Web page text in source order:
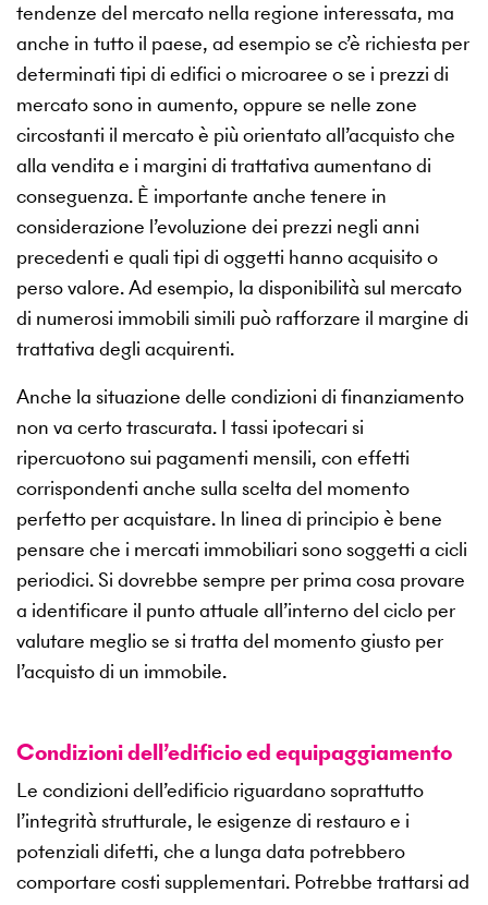
tendenze del mercato nella regione interessata, ma
anche in tutto il paese, ad esempio se c’è richiesta per
determinati tipi di edifici o microaree o se i prezzi di
mercato sono in aumento, oppure se nelle zone
circostanti il mercato è più orientato all’acquisto che
alla vendita e i margini di trattativa aumentano di
conseguenza. È importante anche tenere in
considerazione l’evoluzione dei prezzi negli anni
precedenti e quali tipi di oggetti hanno acquisito o
perso valore. Ad esempio, la disponibilità sul mercato
di numerosi immobili simili può rafforzare il margine di
trattativa degli acquirenti.
Anche la situazione delle condizioni di finanziamento
non va certo trascurata. I tassi ipotecari si
ripercuotono sui pagamenti mensili, con effetti
corrispondenti anche sulla scelta del momento
perfetto per acquistare. In linea di principio è bene
pensare che i mercati immobiliari sono soggetti a cicli
periodici. Si dovrebbe sempre per prima cosa provare
a identificare il punto attuale all’interno del ciclo per
valutare meglio se si tratta del momento giusto per
l’acquisto di un immobile.
Condizioni dell’edificio ed equipaggiamento
Le condizioni dell’edificio riguardano soprattutto
l’integrità strutturale, le esigenze di restauro e i
potenziali difetti, che a lunga data potrebbero
comportare costi supplementari. Potrebbe trattarsi ad